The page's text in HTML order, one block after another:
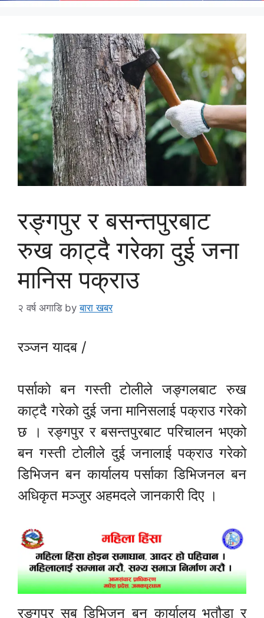
रङ्गपुर र बसन्तपुरबाट
रुख काट्दै गरेका दुई जना
मानिस पक्राउ
२ वर्ष अगाडि byबारा खबर
रञ्जन यादब /
पर्साको बन गस्ती टोलीले जङ्गलबाट रुख
काट्दै गरेको दुई जना मानिसलाई पक्राउ गरेको
छ । रङ्गपुर र बसन्तपुरबाट परिचालन भएको
बन गस्ती टोलीले दुई जनालाई पक्राउ गरेको
डिभिजन बन कार्यालय पर्साका डिभिजनल बन
अधिकृत मञ्जुर अहमदले जानकारी दिए ।
रङ्गपुर सब डिभिजन बन कार्यालय भतौडा र